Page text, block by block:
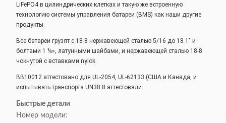
LiFePO4 в цилиндрических клетках и такую же встроенную
технологию системы управления батареи (BMS) как наши другие
продукты.
Все батареи грузят с 18-8 нержавеющей сталью 5/16 до 18 1" и
болтами 1 ¼», латунными шайбами, и нержавеющей сталью 18-8
чокнутой с вставками nylok.
BB10012 аттестовано для UL-2054, UL-62133 (США и Канада, и
испытывать транспорта UN38.8 аттестовали.
Быстрые детали
Номер модели: